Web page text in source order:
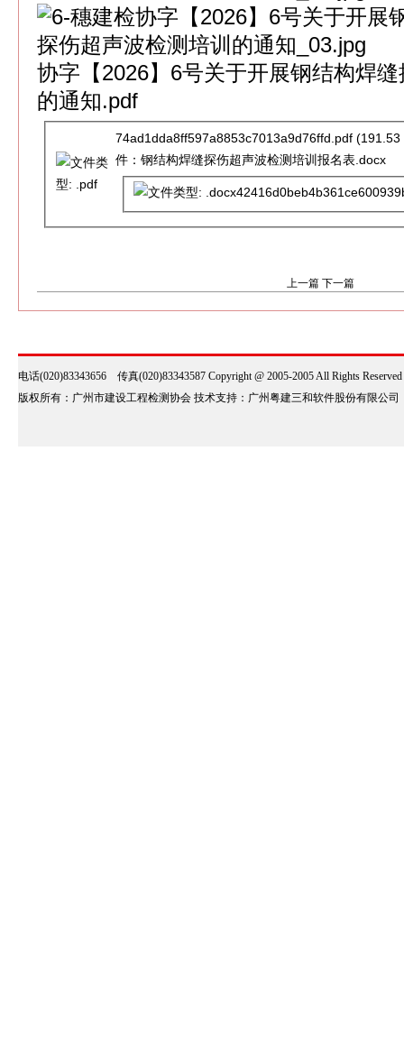
协字【2026】6号关于开展钢结构焊
的通知.pdf
74ad1dda8ff597a8853c7013a9d76ffd.pdf(191.53
件：钢结构焊缝探伤超声波检测培训报名表.docx
上一篇 下一篇
电话(020)83343656 传真(020)83343587 Copyright @ 2005-2005 All Rights Reserved
版权所有：广州市建设工程检测协会 技术支持：广州粤建三和软件股份有限公司